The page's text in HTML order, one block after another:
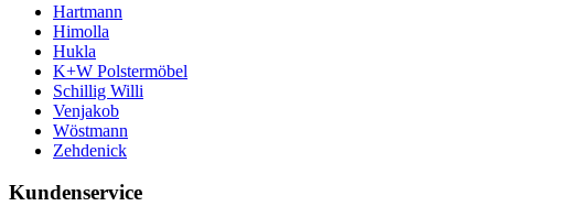
Hartmann
Himolla
Hukla
K+W Polstermöbel
Schillig Willi
Venjakob
Wöstmann
Zehdenick
Kundenservice